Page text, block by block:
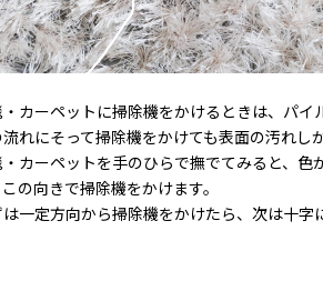
カーペットに掃除機をかけるときは、パイ
れにそって掃除機をかけても表面の汚れし
カーペットを手のひらで撫でてみると、
の向きで掃除機をかけます。
一定方向から掃除機をかけたら、次は十